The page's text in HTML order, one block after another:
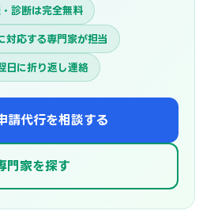
診断は完全無料
対応する専門家が担当
日に折り返し連絡
請代行を相談する
門家を探す